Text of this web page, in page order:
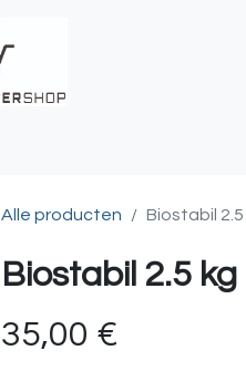
Alle producten Biostabil 2.5
Biostabil 2.5 kg
35,00 €